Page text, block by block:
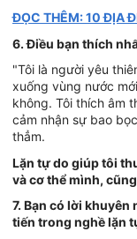
ĐỌC THÊM: 10 ĐỊA
6. Điều bạn thích
"Tôi là người yêu
xuống vùng nước
không. Tôi thích âm
cảm nhận sự bao
thẳm.
Lặn tự do giúp tôi
và cơ thể mình,
7. Bạn có lời
tiến trong nghề lặn